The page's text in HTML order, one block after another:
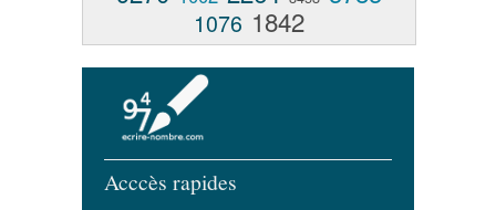
1076 1842
Acccès rapides